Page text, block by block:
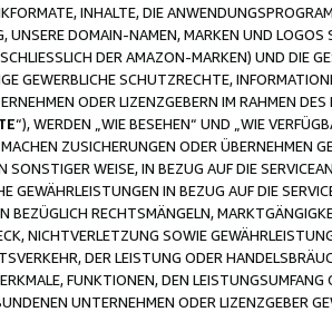
INHALTE, DIE
UNSERE DOMAIN-NAMEN, MARKEN UND
DER AMAZON-MARKEN) UND DIE
GEWERBLICHE SCHUTZRECHTE,
ODER LIZENZGEBERN IM RAHMEN
“), WERDEN „WIE BESEHEN“ UND „WIE
ZUSICHERUNGEN ODER ÜBERNEHMEN
SONSTIGER WEISE, IN BEZUG AUF DIE
GEWÄHRLEISTUNGEN IN BEZUG AUF DIE
BEZÜGLICH RECHTSMÄNGELN,
NICHTVERLETZUNG SOWIE
DER LEISTUNG ODER
FUNKTIONEN, DEN
UNTERNEHMEN ODER LIZENZGEBER